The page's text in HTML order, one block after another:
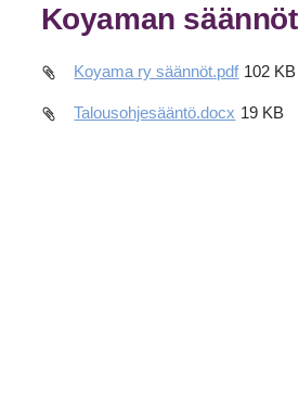
Koyaman säännöt
Koyama ry säännöt.pdf 102 KB
Talousohjesääntö.docx 19 KB